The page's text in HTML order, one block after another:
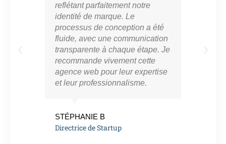
reflétant parfaitement notre
identité de marque. Le
processus de conception a été
fluide, avec une communication
transparente à chaque étape. Je
recommande vivement cette
agence web pour leur expertise
et leur professionnalisme.
STÉPHANIE B
Directrice de Startup